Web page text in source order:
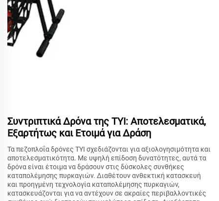
Συντριπτικά Δρόνα της TYI: Αποτελεσματικά,
Εξαρτήτως και Ετοιμά για Δράση
Τα πεζοπλοΐα δρόνες TYI σχεδιάζονται για αξιολογησιμότητα και
αποτελεσματικότητα. Με υψηλή επίδοση δυνατότητες, αυτά τα
δρόνα είναι έτοιμα να δράσουν στις δύσκολες συνθήκες
καταπολέμησης πυρκαγιών. Διαθέτουν ανθεκτική κατασκευή
και προηγμένη τεχνολογία καταπολέμησης πυρκαγιών,
κατασκευάζονται για να αντέχουν σε ακραίες περιβαλλοντικές